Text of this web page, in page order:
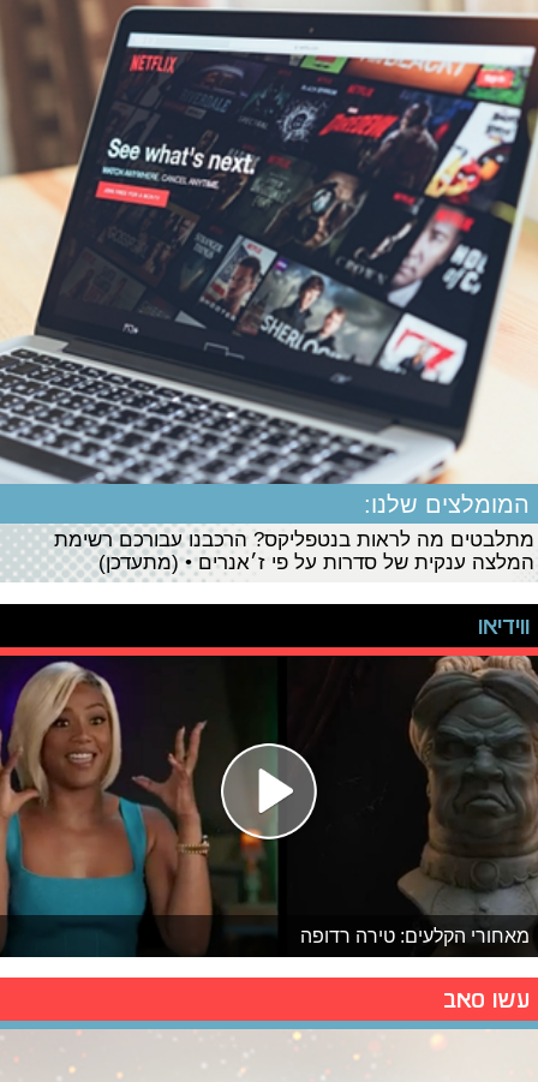
המומלצים שלנו:
מתלבטים מה לראות בנטפליקס? הרכבנו עבורכם רשימת
המלצה ענקית של סדרות על פי ז׳אנרים • (מתעדכן)
ווידיאו
מאחורי הקלעים: טירה רדופה
עשו סאב